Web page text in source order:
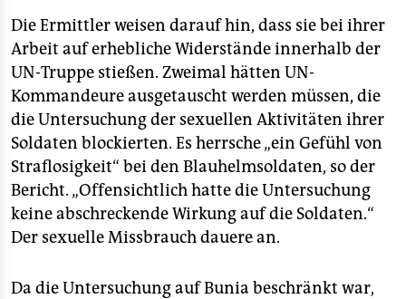
Die Ermittler weisen darauf hin, dass sie bei ihrer
Arbeit auf erhebliche Widerstände innerhalb der
UN-Truppe stießen. Zweimal hätten UN-
Kommandeure ausgetauscht werden müssen, die
die Untersuchung der sexuellen Aktivitäten ihrer
Soldaten blockierten. Es herrsche „ein Gefühl von
Straflosigkeit“ bei den Blauhelmsoldaten, so der
Bericht. „Offensichtlich hatte die Untersuchung
keine abschreckende Wirkung auf die Soldaten.“
Der sexuelle Missbrauch dauere an.
Da die Untersuchung auf Bunia beschränkt war,